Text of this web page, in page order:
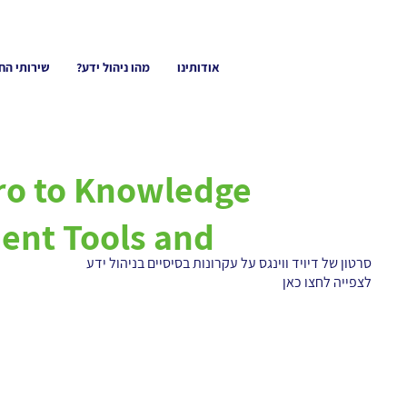
אודותינו מהו ניהול ידע? שירותי
Tools and
סרטון של דיויד ווינגס על עקרונות בסיסיים בניהול ידע
לצפייה לחצו כאן